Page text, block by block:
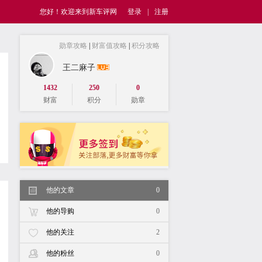
您好！欢迎来到新车评网 登录 注册
勋章攻略 财富值攻略 积分攻略
王二麻子
1432
财富
250
积分
0
勋章
0
他的文章
0
他的导购
2
他的关注
0
他的粉丝